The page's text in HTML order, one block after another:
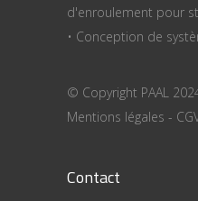
d'enroulement pour
• Conception de
© Copyright PAAL
Mentions légales -
Contact